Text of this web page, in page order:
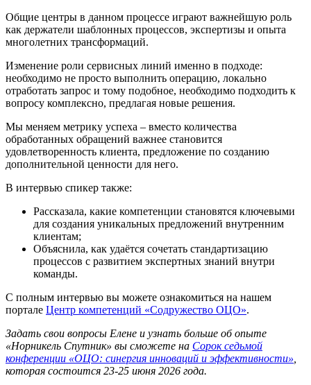
Общие центры в данном процессе играют важнейшую роль
как держатели шаблонных процессов, экспертизы и опыта
многолетних трансформаций.
Изменение роли сервисных линий именно в подходе:
необходимо не просто выполнить операцию, локально
отработать запрос и тому подобное, необходимо подходить к
вопросу комплексно, предлагая новые решения.
Мы меняем метрику успеха – вместо количества
обработанных обращений важнее становится
удовлетворенность клиента, предложение по созданию
дополнительной ценности для него.
В интервью спикер также:
Рассказала, какие компетенции становятся ключевыми
для создания уникальных предложений внутренним
клиентам;
Объяснила, как удаётся сочетать стандартизацию
процессов с развитием экспертных знаний внутри
команды.
С полным интервью вы можете ознакомиться на нашем
портале Центр компетенций «Содружество ОЦО».
Задать свои вопросы Елене и узнать больше об опыте
«Норникель Спутник» вы сможете на Сорок седьмой
конференции «ОЦО: синергия инноваций и эффективности»
которая состоится 23-25 июня 2026 года.